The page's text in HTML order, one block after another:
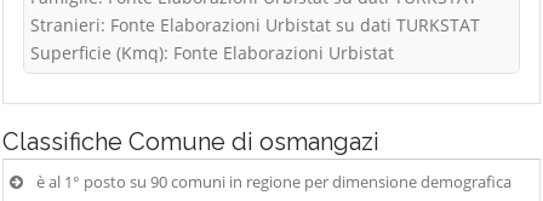
Stranieri: Fonte Elaborazioni Urbistat su dati TURKSTAT
Superficie (Kmq): Fonte Elaborazioni Urbistat
Classifiche Comune di osmangazi
è al 1° posto su 90 comuni in regione per dimensione demografica